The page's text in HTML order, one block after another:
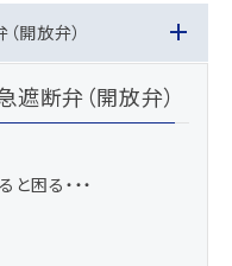
開放弁）
遮断弁（開放弁）
困る・・・